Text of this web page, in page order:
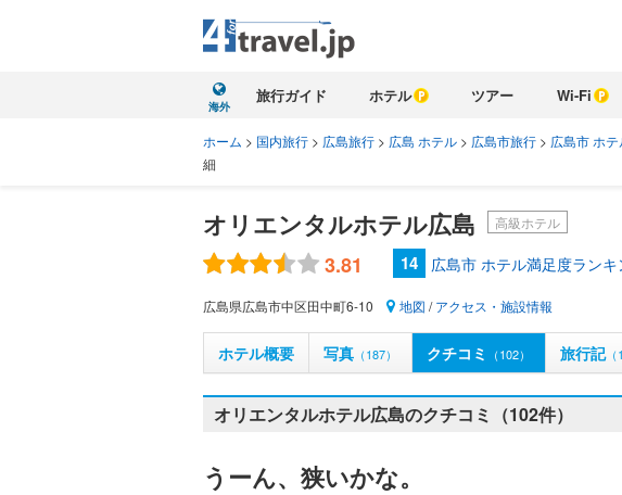
海外
旅行ガイド ホテル ツアー Wi-Fi
ホーム > 国内旅行 > 広島旅行 > 広島 ホテル > 広島市旅行 > 広島市 ホテ
細
オリエンタルホテル広島 高級ホテル
3.81 14 広島市 ホテル満足度ラン
広島県広島市中区田中町6-10 地図 /アクセス・施設情報
ホテル概要 写真 （187） クチコミ （102） 旅行記（
オリエンタルホテル広島のクチコミ（102件）
うーん、狭いかな。